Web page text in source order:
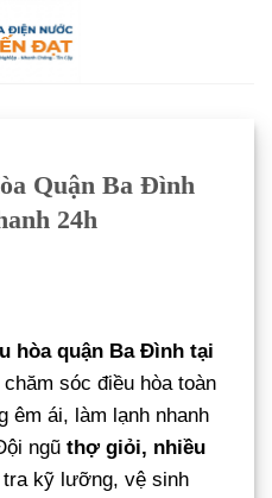
Quận Ba Đình
24h
hòa quận Ba Đình tại
sóc điều hòa toàn
êm ái, làm lạnh nhanh
ngũ thợ giỏi, nhiều
tra kỹ lưỡng, vệ sinh